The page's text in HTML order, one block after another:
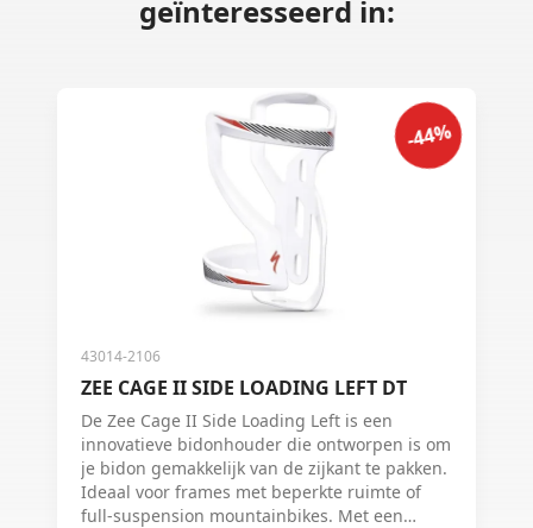
geïnteresseerd in:
-44%
43014-2106
ZEE CAGE II SIDE LOADING LEFT DT
De Zee Cage II Side Loading Left is een
innovatieve bidonhouder die ontworpen is om
je bidon gemakkelijk van de zijkant te pakken.
Ideaal voor frames met beperkte ruimte of
full-suspension mountainbikes. Met een